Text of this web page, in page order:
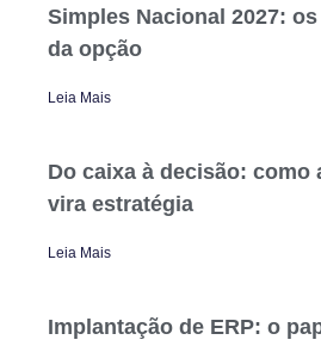
Simples Nacional 2027:
da opção
Leia Mais
Do caixa à decisão: como
vira estratégia
Leia Mais
Implantação de ERP: o